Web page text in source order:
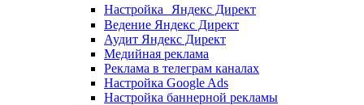
Настройка Яндекс Директ
Ведение Яндекс Директ
Аудит Яндекс Директ
Медийная реклама
Реклама в телеграм каналах
Настройка Google Ads
Настройка баннерной рекламы